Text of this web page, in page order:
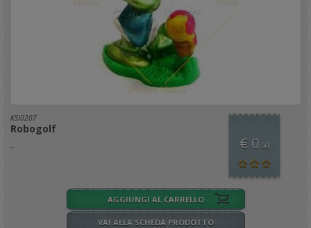
KSI0207
Robogolf
.. € 0,50
AGGIUNGI AL CARRELLO
VAI ALLA SCHEDA PRODOTTO